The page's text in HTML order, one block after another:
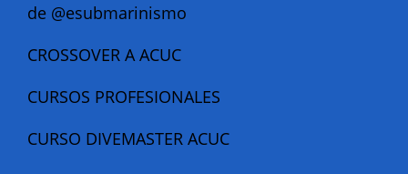
de @esubmarinismo
CROSSOVER A ACUC
CURSOS PROFESIONALES
CURSO DIVEMASTER ACUC